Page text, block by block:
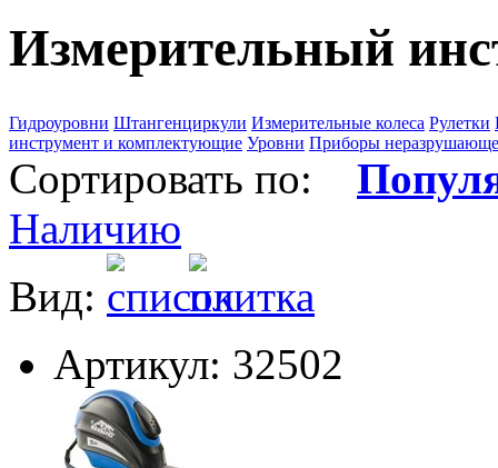
Измерительный
Гидроуровни Штангенциркули Измерительные колеса Рулетки
инструмент и комплектующие Уровни Приборы
Сортировать по:
Наличию
Вид:
Артикул: 32502